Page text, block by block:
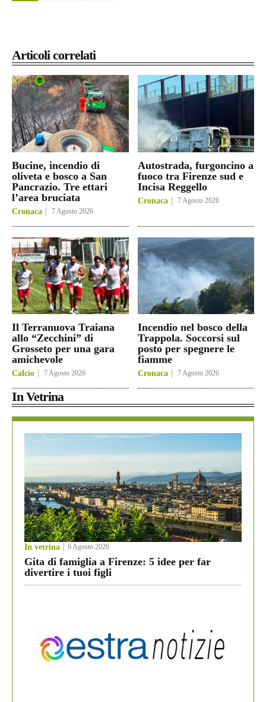
Articoli correlati
Bucine, incendio di
oliveta e bosco a San
Pancrazio. Tre ettari
l’area bruciata
Cronaca 7 Agosto 2026
Autostrada, furgoncino a
fuoco tra Firenze sud e
Incisa Reggello
Cronaca 7 Agosto 2026
Il Terranuova Traiana
allo “Zecchini” di
Grosseto per una gara
amichevole
Calcio 7 Agosto 2026
Incendio nel bosco della
Trappola. Soccorsi sul
posto per spegnere le
fiamme
Cronaca 7 Agosto 2026
In Vetrina
In vetrina 6 Agosto 2026
Gita di famiglia a Firenze: 5 idee per far
divertire i tuoi figli